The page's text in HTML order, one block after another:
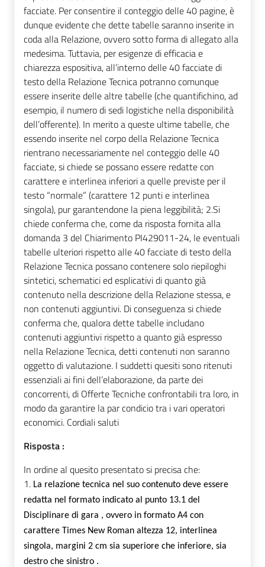
facciate. Per consentire il conteggio delle 40 pagine, è
dunque evidente che dette tabelle saranno inserite in
coda alla Relazione, ovvero sotto forma di allegato alla
medesima. Tuttavia, per esigenze di efficacia e
chiarezza espositiva, all’interno delle 40 facciate di
testo della Relazione Tecnica potranno comunque
essere inserite delle altre tabelle (che quantifichino, ad
esempio, il numero di sedi logistiche nella disponibilità
dell’offerente). In merito a queste ultime tabelle, che
essendo inserite nel corpo della Relazione Tecnica
rientrano necessariamente nel conteggio delle 40
facciate, si chiede se possano essere redatte con
carattere e interlinea inferiori a quelle previste per il
testo “normale” (carattere 12 punti e interlinea
singola), pur garantendone la piena leggibilità; 2.Si
chiede conferma che, come da risposta fornita alla
domanda 3 del Chiarimento PI429011-24, le eventuali
tabelle ulteriori rispetto alle 40 facciate di testo della
Relazione Tecnica possano contenere solo riepiloghi
sintetici, schematici ed esplicativi di quanto già
contenuto nella descrizione della Relazione stessa, e
non contenuti aggiuntivi. Di conseguenza si chiede
conferma che, qualora dette tabelle includano
contenuti aggiuntivi rispetto a quanto già espresso
nella Relazione Tecnica, detti contenuti non saranno
oggetto di valutazione. I suddetti quesiti sono ritenuti
essenziali ai fini dell’elaborazione, da parte dei
concorrenti, di Offerte Tecniche confrontabili tra loro, in
modo da garantire la par condicio tra i vari operatori
economici. Cordiali saluti
Risposta :
In ordine al quesito presentato si precisa che:
1. La relazione tecnica nel suo contenuto deve essere
redatta nel formato indicato al punto 13.1 del
Disciplinare di gara , ovvero in formato A4 con
carattere Times New Roman altezza 12, interlinea
singola, margini 2 cm sia superiore che inferiore, sia
destro che sinistro .